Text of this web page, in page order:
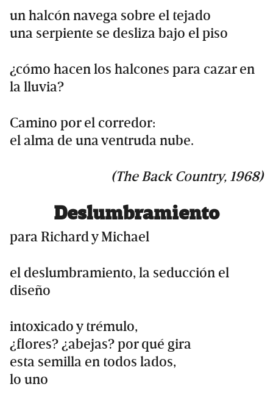
un halcón navega sobre el tejado
una serpiente se desliza bajo el piso
¿cómo hacen los halcones para cazar en
la lluvia?
Camino por el corredor:
el alma de una ventruda nube.
(The Back Country, 1968)
Deslumbramiento
para Richard y Michael
el deslumbramiento, la seducción el
diseño
intoxicado y trémulo,
¿flores? ¿abejas? por qué gira
esta semilla en todos lados,
lo uno